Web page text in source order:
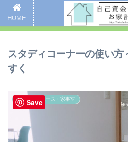
新着記事 愛用品まとめインスタグラ
ここをクリックするとブログの
スタディコーナーの使い方
すく
スタディスペース・家事室
HOME
Save